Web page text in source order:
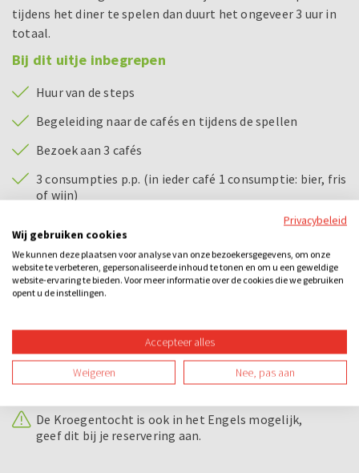
tijdens het diner te spelen dan duurt het ongeveer 3 uur in
totaal.
Bij dit uitje inbegrepen
Huur van de steps
Begeleiding naar de cafés en tijdens de spellen
Bezoek aan 3 cafés
3 consumpties p.p. (in ieder café 1 consumptie: bier, fris
of wijn)
Hoofdprijs voor het winnende team
Driegangendiner
Hoofdprijs voor het winnende team
Bijzonderheden
De Kroegentocht is ook in het Engels mogelijk,
geef dit bij je reservering aan.
Privacybeleid
Wij gebruiken cookies
We kunnen deze plaatsen voor analyse van onze bezoekersgegevens, om onze
website te verbeteren, gepersonaliseerde inhoud te tonen en om u een geweldige
website-ervaring te bieden. Voor meer informatie over de cookies die we gebruiken
opent u de instellingen.
Accepteer alles
Weigeren Nee, pas aan